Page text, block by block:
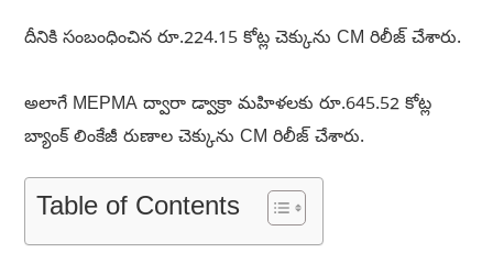
దీనికి సంబంధించిన రూ.224.15 కోట్ల చెక్కును CM రిలీజ్ చేశారు.
అలాగే MEPMA ద్వారా డ్వాక్రా మహిళలకు రూ.645.52 కోట్ల
బ్యాంక్ లింకేజీ రుణాల చెక్కును CM రిలీజ్ చేశారు.
Table of Contents